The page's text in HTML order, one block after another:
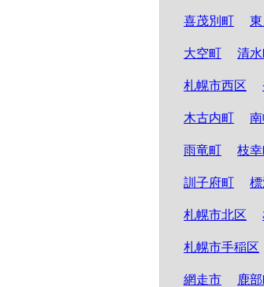
喜茂別町
大空町 清
札幌市西区
木古内町
雨竜町 枝
訓子府町
札幌市北区
札幌市手稲区
網走市 鹿